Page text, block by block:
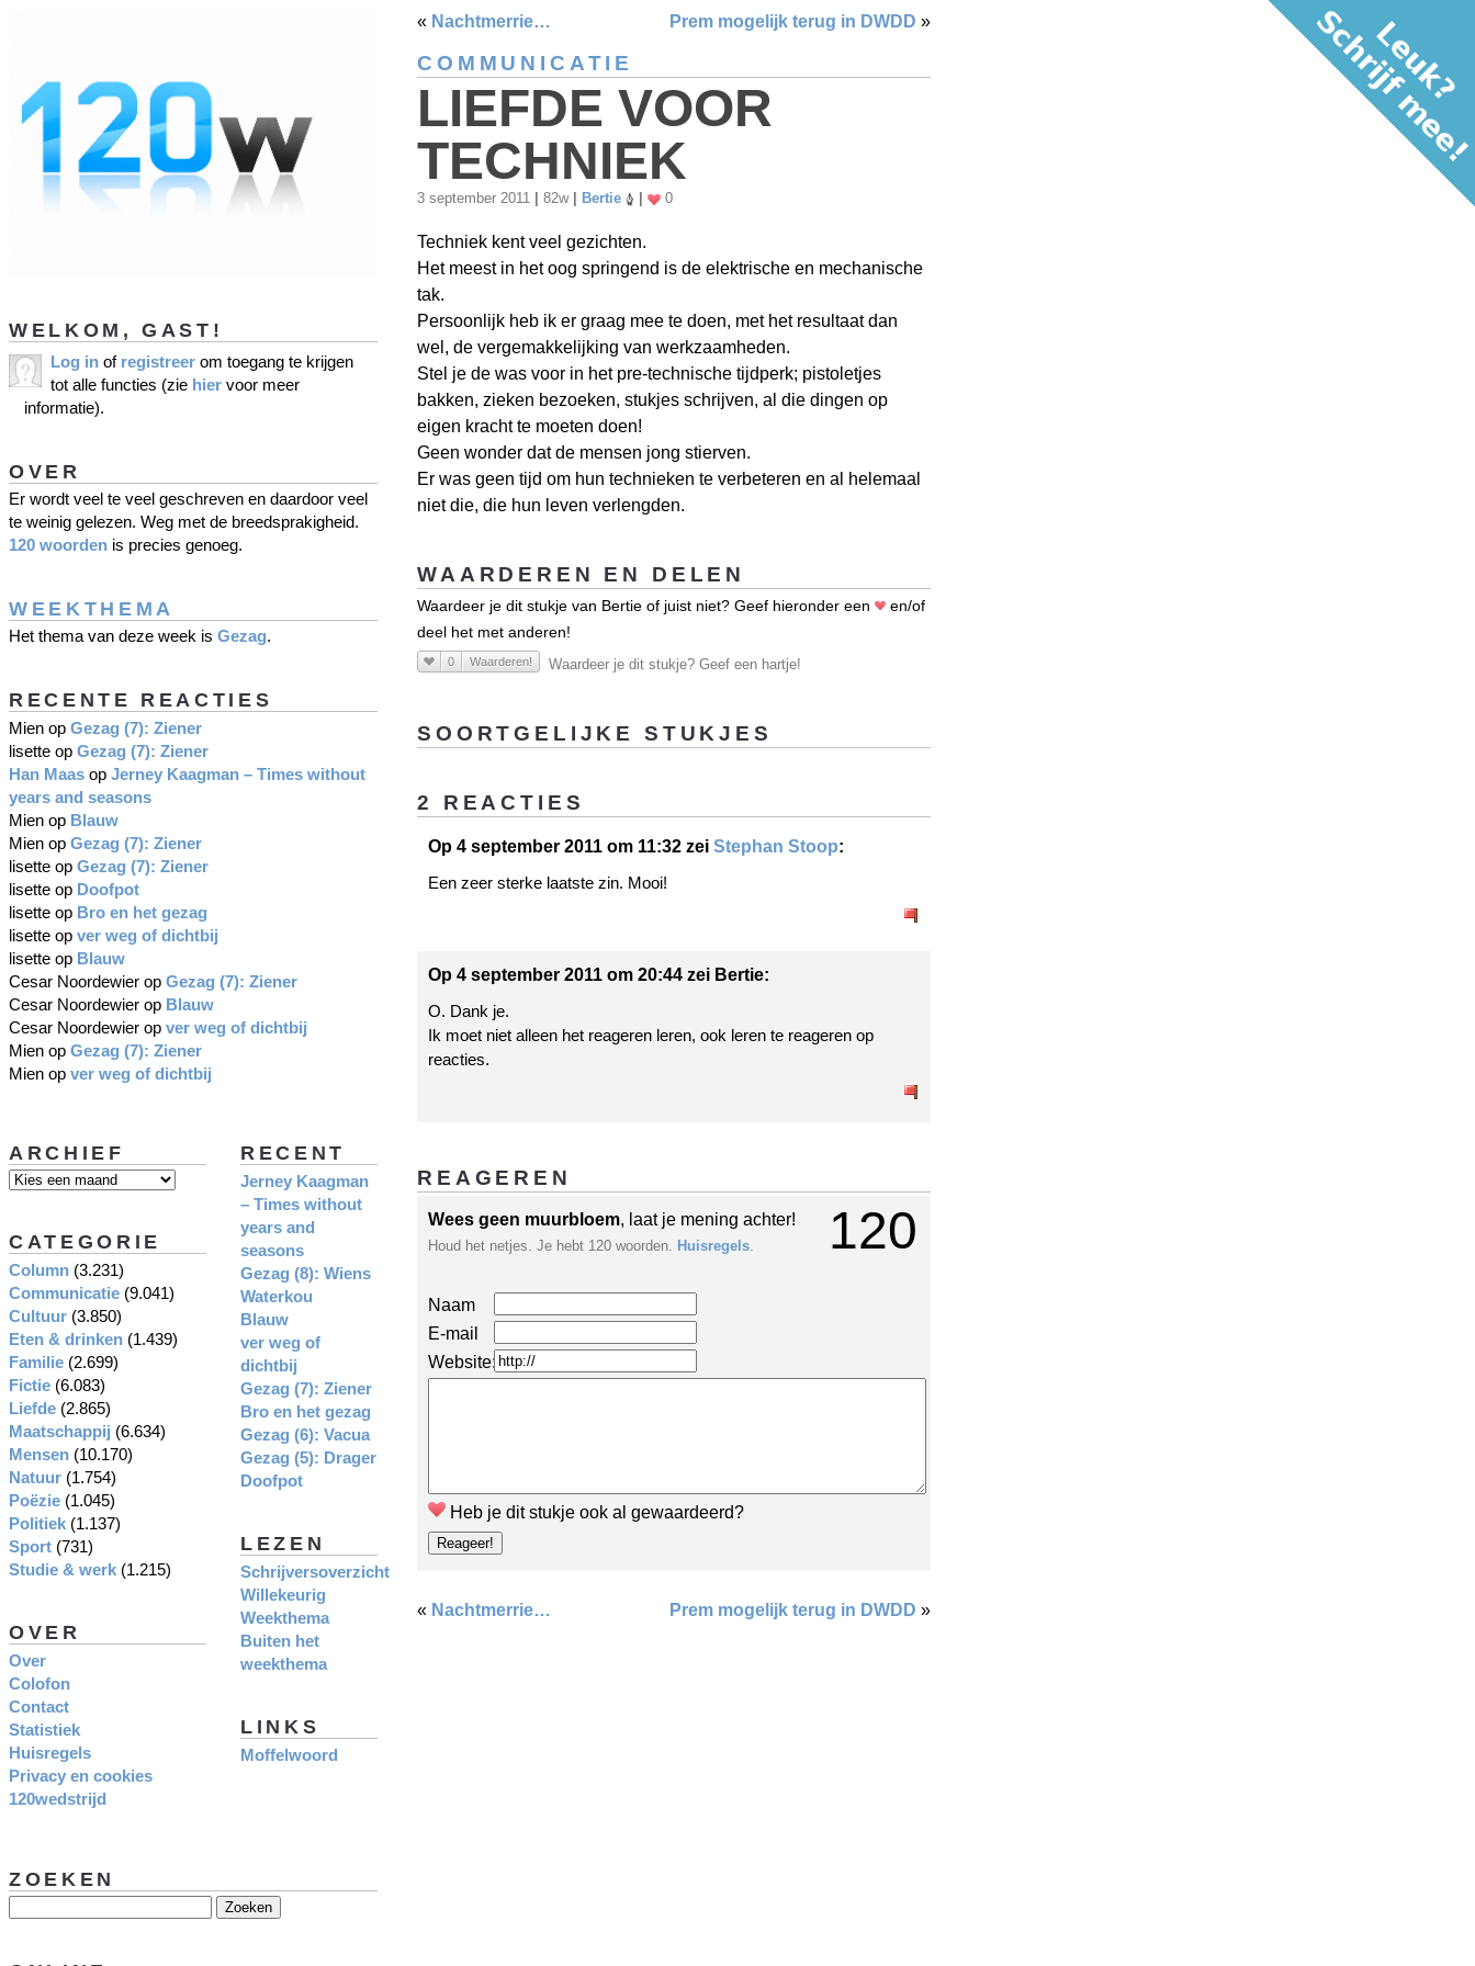
« Nachtmerrie… Prem mogelijk terug in DWDD »
COMMUNICATIE
LIEFDE VOOR
TECHNIEK
3 september 2011 82w Bertie 0
Techniek kent veel gezichten.
Het meest in het oog springend is de elektrische en mechanische
tak.
Persoonlijk heb ik er graag mee te doen, met het resultaat dan
wel, de vergemakkelijking van werkzaamheden.
Stel je de was voor in het pre-technische tijdperk; pistoletjes
bakken, zieken bezoeken, stukjes schrijven, al die dingen op
eigen kracht te moeten doen!
Geen wonder dat de mensen jong stierven.
Er was geen tijd om hun technieken te verbeteren en al helemaal
niet die, die hun leven verlengden.
WAARDEREN EN DELEN
Waardeer je dit stukje van Bertie of juist niet? Geef hieronder een
en/of
deel het met anderen!
0 Waarderen! Waardeer je dit stukje? Geef een hartje!
SOORTGELIJKE STUKJES
2 REACTIES
Op 4 september 2011 om 11:32 zei Stephan Stoop:
Een zeer sterke laatste zin. Mooi!
Op 4 september 2011 om 20:44 zei Bertie:
O. Dank je.
Ik moet niet alleen het reageren leren, ook leren te reageren op
reacties.
REAGEREN
120
Wees geen muurbloem, laat je mening achter!
Houd het netjes. Je hebt 120 woorden. Huisregels.
Naam
E-mail
Website:
Heb je dit stukje ook al gewaardeerd?
« Nachtmerrie… Prem mogelijk terug in DWDD »
WELKOM, GAST!
Log in of registreer om toegang te krijgen
tot alle functies (zie hier voor meer
informatie).
OVER
Er wordt veel te veel geschreven en daardoor veel
te weinig gelezen. Weg met de breedsprakigheid.
120 woorden is precies genoeg.
WEEKTHEMA
Het thema van deze week is Gezag.
RECENTE REACTIES
Mien op Gezag (7): Ziener
lisette op Gezag (7): Ziener
Han Maas op Jerney Kaagman – Times without
years and seasons
Mien op Blauw
Mien op Gezag (7): Ziener
lisette op Gezag (7): Ziener
lisette op Doofpot
lisette op Bro en het gezag
lisette op ver weg of dichtbij
lisette op Blauw
Cesar Noordewier op Gezag (7): Ziener
Cesar Noordewier op Blauw
Cesar Noordewier op ver weg of dichtbij
Mien op Gezag (7): Ziener
Mien op ver weg of dichtbij
RECENT
Jerney Kaagman
– Times without
years and
seasons
Gezag (8): Wiens
Waterkou
Blauw
ver weg of
dichtbij
Gezag (7): Ziener
Bro en het gezag
Gezag (6): Vacua
Gezag (5): Drager
Doofpot
LEZEN
Schrijversoverzicht
Willekeurig
Weekthema
Buiten het
weekthema
LINKS
Moffelwoord
ARCHIEF
CATEGORIE
Column (3.231)
Communicatie (9.041)
Cultuur (3.850)
Eten & drinken (1.439)
Familie (2.699)
Fictie (6.083)
Liefde (2.865)
Maatschappij (6.634)
Mensen (10.170)
Natuur (1.754)
Poëzie (1.045)
Politiek (1.137)
Sport (731)
Studie & werk (1.215)
OVER
Over
Colofon
Contact
Statistiek
Huisregels
Privacy en cookies
120wedstrijd
ZOEKEN